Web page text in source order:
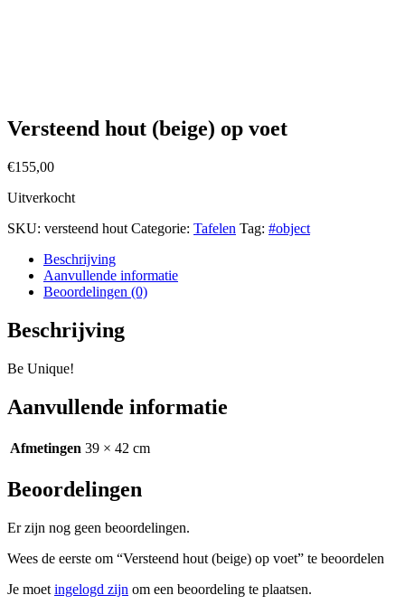
Versteend hout (beige) op voet
€155,00
Uitverkocht
SKU: versteend hout Categorie: Tafelen Tag: #object
Beschrijving
Aanvullende informatie
Beoordelingen (0)
Beschrijving
Be Unique!
Aanvullende informatie
Afmetingen 39 × 42 cm
Beoordelingen
Er zijn nog geen beoordelingen.
Wees de eerste om “Versteend hout (beige) op voet” te beoordelen
Je moet ingelogd zijn om een beoordeling te plaatsen.